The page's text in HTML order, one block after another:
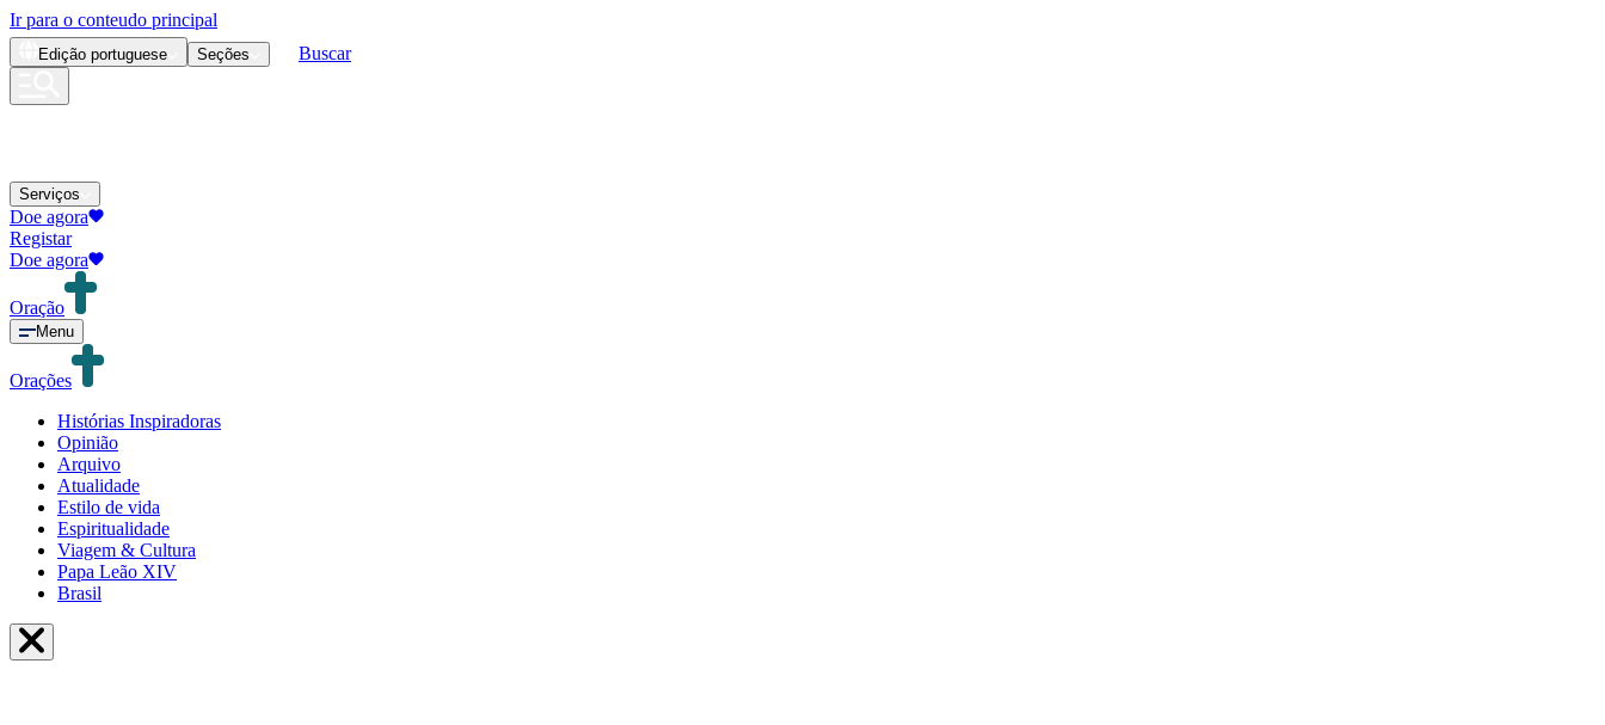
Ir para o conteudo principal
Edição portuguese Seções Buscar
Serviços
Doe agora
Registar
Doe agora
Oração
Menu
Orações
Histórias Inspiradoras
Opinião
Arquivo
Atualidade
Estilo de vida
Espiritualidade
Viagem & Cultura
Papa Leão XIV
Brasil